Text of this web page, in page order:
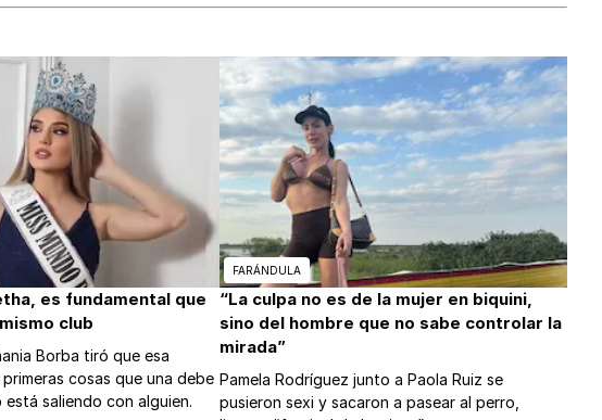
es fundamental que
club
Borba tiró que esa
cosas que una debe
saliendo con alguien.
FARÁNDULA
“La culpa no es de la mujer en biquini,
sino del hombre que no sabe controlar la
mirada”
Pamela Rodríguez junto a Paola Ruiz se
pusieron sexi y sacaron a pasear al perro,